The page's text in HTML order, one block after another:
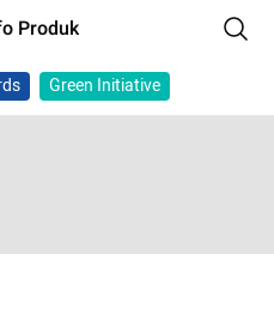
Produk
Green Initiative